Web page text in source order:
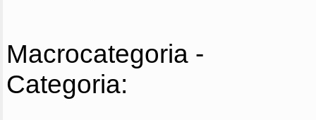
Macrocategoria -
Categoria: